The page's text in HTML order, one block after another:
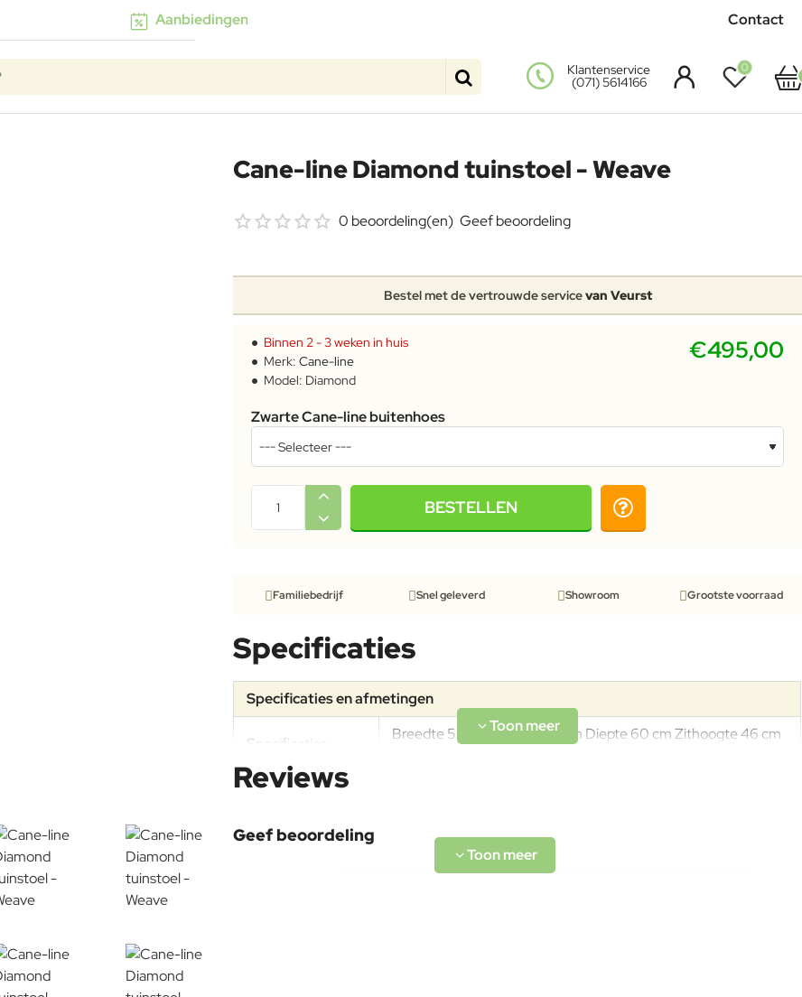
Aanbiedingen Contact
Klantenservice
(071) 5614166
0
Cane-line Diamond tuinstoel - Weave
Bestel met de vertrouwde servicevan Veurst
0 beoordeling(en) Geef beoordeling
€495,00
Binnen 2 - 3 weken in huis
Merk: Cane-line
Model: Diamond
Zwarte Cane-line buitenhoes
BESTELLEN
Familiebedrijf Snel geleverd Showroom Grootste voorraad
Specificaties
Specificaties en afmetingen
Specificaties
Breedte 56 cm Hoogte 80 cm Diepte 60 cm Zithoogte 46 cm
Reviews
Geef beoordeling